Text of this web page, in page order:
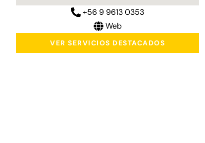
+56 9 9613 0353
Web
VER SERVICIOS DESTACADOS